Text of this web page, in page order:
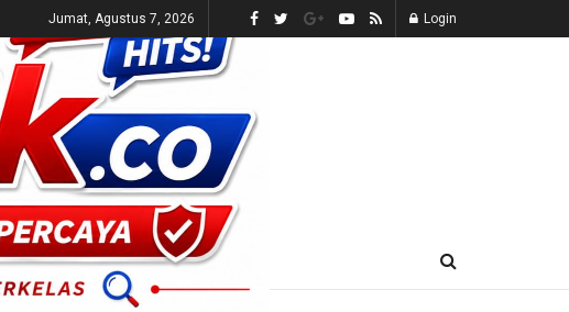
Jumat, Agustus 7, 2026 Login
UMUM E-KORAN LIVE TV